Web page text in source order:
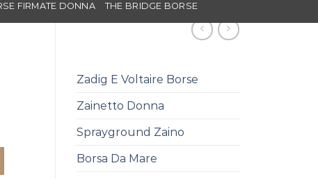
FIRMATE DONNA THE BRIDGE BORSE
Zadig E Voltaire Borse
Zainetto Donna
Sprayground Zaino
Borsa Da Mare